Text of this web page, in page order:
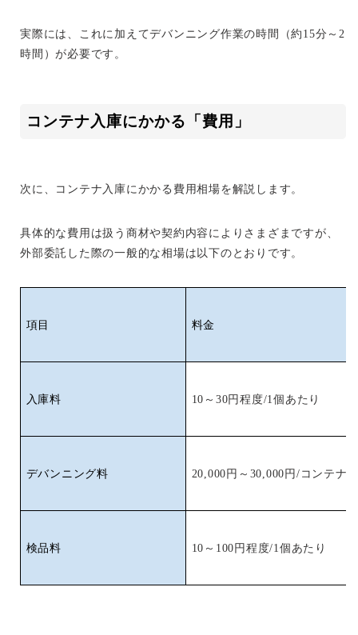
実際には、これに加えてデバンニング作業の時間（約15分～2
時間）が必要です。
コンテナ入庫にかかる「費用」
次に、コンテナ入庫にかかる費用相場を解説します。
具体的な費用は扱う商材や契約内容によりさまざまですが、
外部委託した際の一般的な相場は以下のとおりです。
項目 料金
入庫料 10～30円程度/1個あたり
デバンニング料 20,000円～30,000円/コンテナ
検品料 10～100円程度/1個あたり